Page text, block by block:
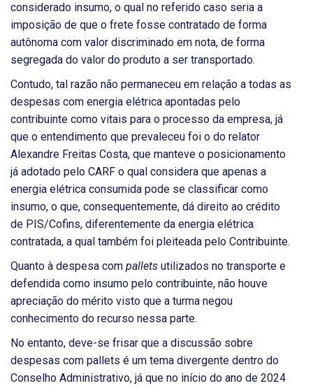
considerado insumo, o qual no referido caso seria a
imposição de que o frete fosse contratado de forma
autônoma com valor discriminado em nota, de forma
segregada do valor do produto a ser transportado.
Contudo, tal razão não permaneceu em relação a todas as
despesas com energia elétrica apontadas pelo
contribuinte como vitais para o processo da empresa, já
que o entendimento que prevaleceu foi o do relator
Alexandre Freitas Costa, que manteve o posicionamento
já adotado pelo CARF o qual considera que apenas a
energia elétrica consumida pode se classificar como
insumo, o que, consequentemente, dá direito ao crédito
de PIS/Cofins, diferentemente da energia elétrica
contratada, a qual também foi pleiteada pelo Contribuinte.
Quanto à despesa com pallets utilizados no transporte e
defendida como insumo pelo contribuinte, não houve
apreciação do mérito visto que a turma negou
conhecimento do recurso nessa parte.
No entanto, deve-se frisar que a discussão sobre
despesas com pallets é um tema divergente dentro do
Conselho Administrativo, já que no início do ano de 2024